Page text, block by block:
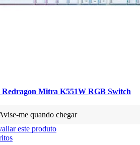
Redragon Mitra K551W RGB Switch
me quando chegar
este produto